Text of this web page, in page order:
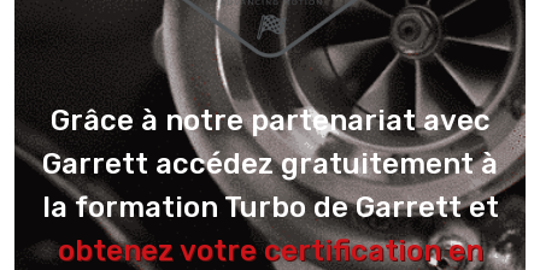
Grâce à notre partenariat avec
Garrett accédez gratuitement à
la formation Turbo de Garrett et
obtenez votre certification en